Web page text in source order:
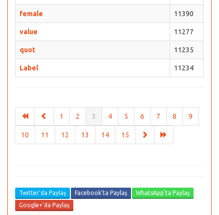
female 11390
value 11277
quot 11235
Label 11234
1 2 3 4 5 6 7 8 9
10 11 12 13 14 15
Twitter'da Paylaş Facebook'ta Paylaş
WhatsApp'ta Paylaş
Google+'da Paylaş